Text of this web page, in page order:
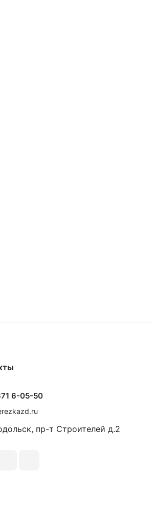
6-05-50
пр-т Строителей д.2